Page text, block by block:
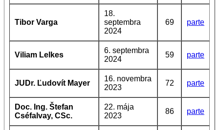
Tibor Varga
18.
septembra
2024
69 parte
Viliam Lelkes
6. septembra
2024
59 parte
JUDr. Ľudovít Mayer
16. novembra
2023
72 parte
Doc. Ing. Štefan
Cséfalvay, CSc.
22. mája
2023
86 parte